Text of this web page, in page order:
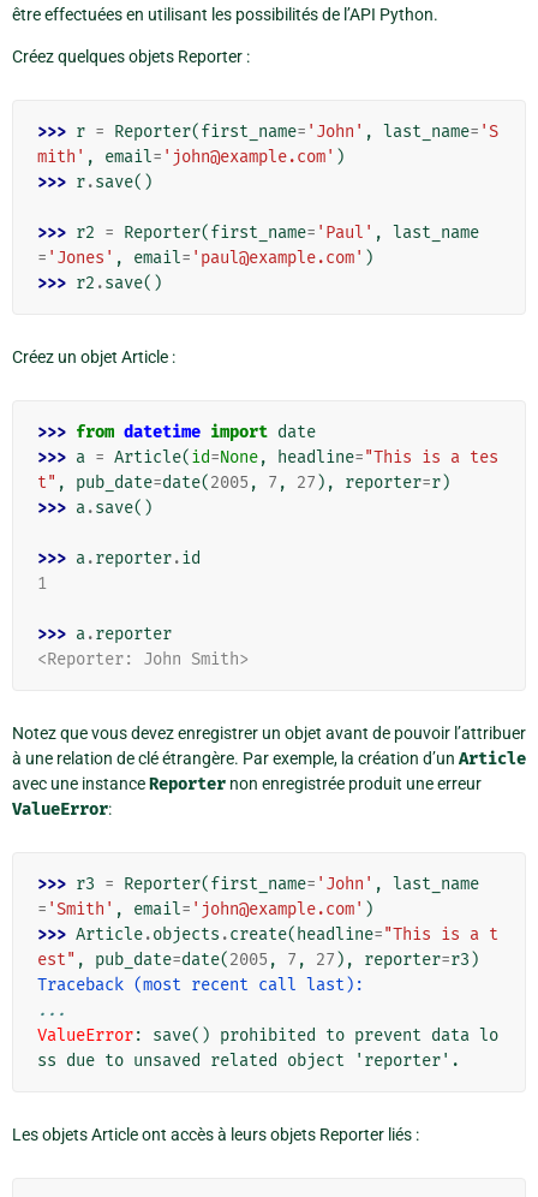
être effectuées en utilisant les possibilités de l’API Python.
Créez quelques objets Reporter :
>>> r = Reporter(first_name= 'John' , last_name= 'S
mith' , email= 'john@example.com' )
>>> r.save()
>>> r2 = Reporter(first_name= 'Paul' , last_name
= 'Jones' , email= 'paul@example.com' )
>>> r2 .save()
Créez un objet Article :
>>> from datetime import date
>>> a = Article(id=None, headline="This is a tes
t" , pub_date=date(2005 , 7 , 27 ), reporter=r)
>>> a.save()
>>> a.reporter.id
1
>>> a.reporter
<Reporter: John Smith>
Notez que vous devez enregistrer un objet avant de pouvoir l’attribuer
à une relation de clé étrangère. Par exemple, la création d’un Article
avec une instanceReporter non enregistrée produit une erreur
ValueError:
>>> r3 = Reporter(first_name= 'John' , last_name
= 'Smith' , email= 'john@example.com' )
>>> Article.objects .create( headline="This is a t
est" , pub_date=date(2005 , 7 , 27 ), reporter=r3 )
Traceback (most recent call last):
...
ValueError: save() prohibited to prevent data lo
ss due to unsaved related object 'reporter'.
Les objets Article ont accès à leurs objets Reporter liés :